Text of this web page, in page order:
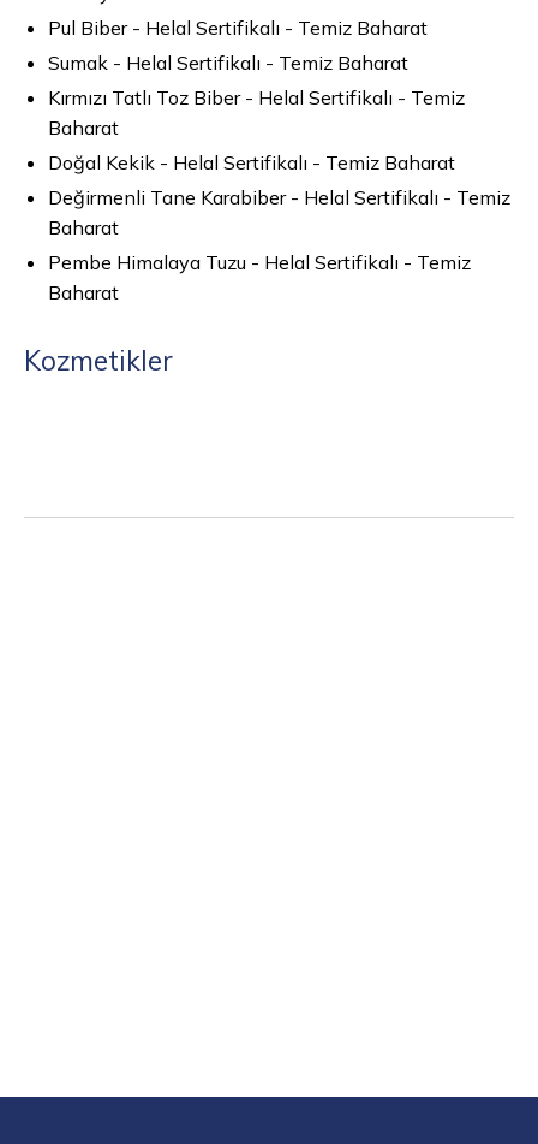
Pul Biber - Helal Sertifikalı - Temiz Baharat
Sumak - Helal Sertifikalı - Temiz Baharat
Kırmızı Tatlı Toz Biber - Helal Sertifikalı - Temiz
Baharat
Doğal Kekik - Helal Sertifikalı - Temiz Baharat
Değirmenli Tane Karabiber - Helal Sertifikalı - Temiz
Baharat
Pembe Himalaya Tuzu - Helal Sertifikalı - Temiz
Baharat
Kozmetikler